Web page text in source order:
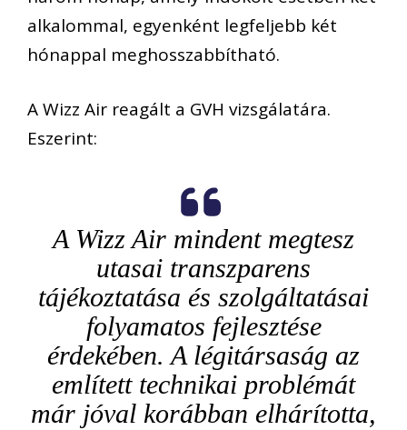
alkalommal, egyenként legfeljebb két
hónappal meghosszabbítható.
A Wizz Air reagált a GVH vizsgálatára.
Eszerint:
A Wizz Air mindent megtesz
utasai transzparens
tájékoztatása és szolgáltatásai
folyamatos fejlesztése
érdekében. A légitársaság az
említett technikai problémát
már jóval korábban elhárította,